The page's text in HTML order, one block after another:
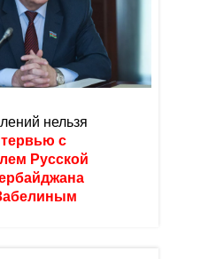
нельзя
с
Русской